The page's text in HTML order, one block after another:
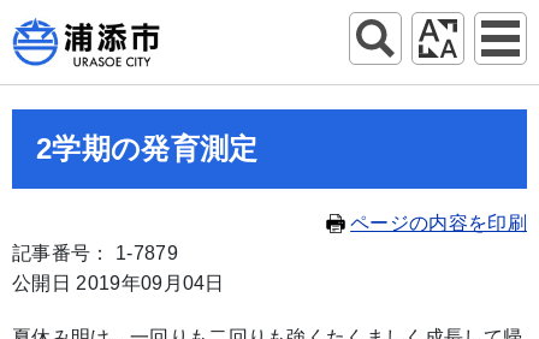
2学期の発育測定
ページの内容を印刷
記事番号： 1-7879
公開日 2019年09月04日